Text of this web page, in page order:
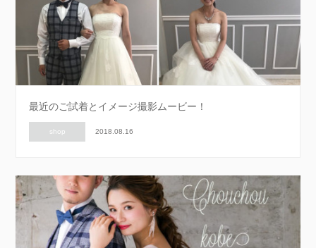
最近のご試着とイメージ撮影ムービー！
shop 2018.08.16